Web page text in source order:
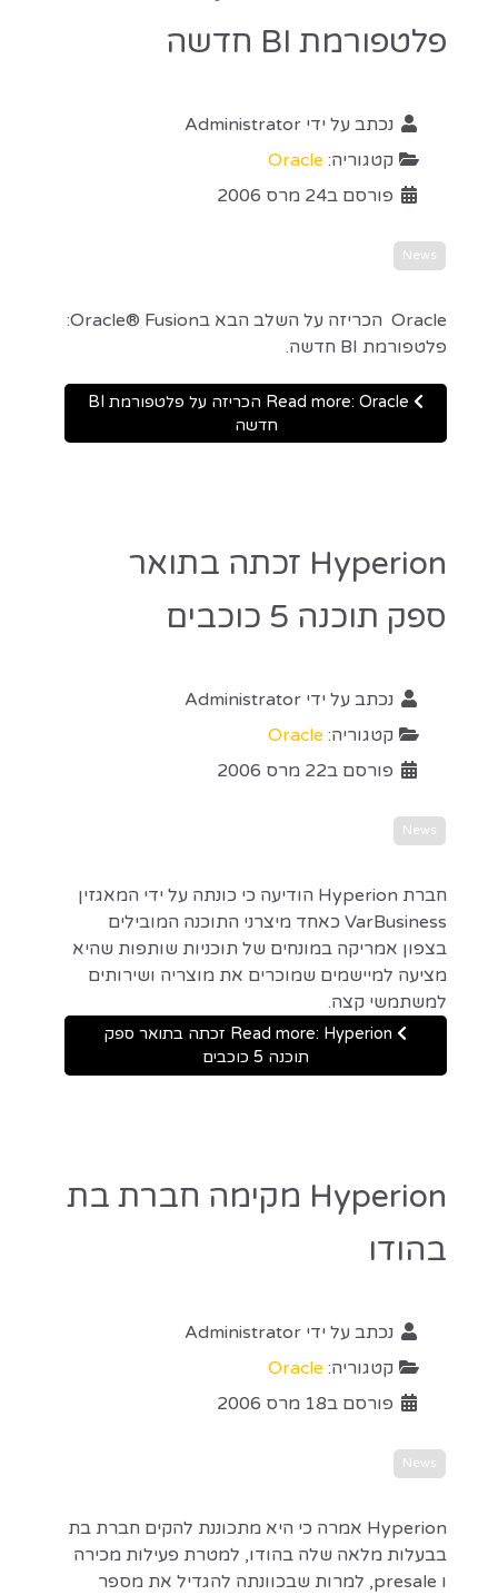
פלטפורמת BI חדשה
נכתב על ידי Administrator
קטגוריה: Oracle
פורסם ב24 מרס 2006
News
Oracle הכריזה על השלב הבא בOracle® Fusion:
פלטפורמת BI חדשה.
Read more: Oracle הכריזה על פלטפורמת BI
חדשה
Hyperion זכתה בתואר
ספק תוכנה 5 כוכבים
נכתב על ידי Administrator
קטגוריה: Oracle
פורסם ב22 מרס 2006
News
חברת Hyperion הודיעה כי כונתה על ידי המאגזין
VarBusiness כאחד מיצרני התוכנה המובילים
בצפון אמריקה במונחים של תוכניות שותפות שהיא
מציעה למיישמים שמוכרים את מוצריה ושירותים
למשתמשי קצה.
Read more: Hyperion זכתה בתואר ספק
תוכנה 5 כוכבים
Hyperion מקימה חברת בת
בהודו
נכתב על ידי Administrator
קטגוריה: Oracle
פורסם ב18 מרס 2006
News
Hyperion אמרה כי היא מתכוננת להקים חברת בת
בבעלות מלאה שלה בהודו, למטרת פעילות מכירה
ו presale, למרות שבכוונתה להגדיל את מספר